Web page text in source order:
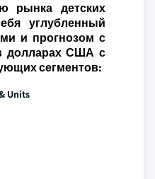
рынка детских
углубленный
и прогнозом с
долларах США с
сегментов:
Units